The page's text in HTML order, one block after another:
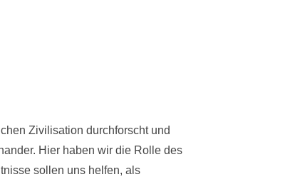
Zivilisation durchforscht und
Hier haben wir die Rolle des
sollen uns helfen, als